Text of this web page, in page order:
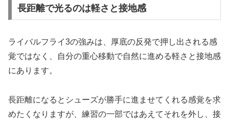
長距離で光るのは軽さと接地感
ライバルフライ3の強みは、厚底の反発で押し出される感
覚ではなく、自分の重心移動で自然に進める軽さと接地感
にあります。
長距離になるとシューズが勝手に進ませてくれる感覚を求
めたくなりますが、練習の一部ではあえてそれを外し、接